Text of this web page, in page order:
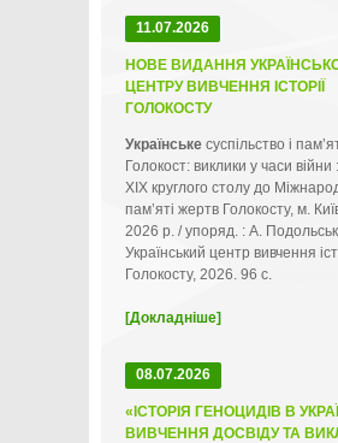
11.07.2026
НОВЕ ВИДАННЯ
ЦЕНТРУ ВИВЧЕННЯ ІСТОРІЇ
ГОЛОКОСТУ
Українське суспільство і
Голокост: виклики у часи війни
ХІХ круглого столу до
пам’яті жертв Голокосту, м.
2026 р. / упоряд. : А.
Український центр вивчення
Голокосту, 2026. 96 с.
[Докладніше]
08.07.2026
«ІСТОРІЯ ГЕНОЦИДІВ В
ВИВЧЕННЯ ДОСВІДУ ТА